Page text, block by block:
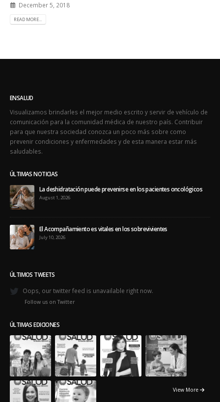
December 5, 2018
READ MORE...
ENSALUD
Visualizamos brindarles el mejor medio escrito y servir de vehículo de
comunicación para la comunidad médica de nuestro país. Contribuir
para que nuestra sociedad conozca un poco más sobre como
prevenir condiciones y enfermedades y de esta manera estar más
saludables.
ÚLTIMAS NOTICIAS
La deshidratación puede prevenirse en los pacientes oncológicos
August 1, 2026
El Acompañamiento es vitales en los sobrevivientes
July 10, 2026
ÚLTIMOS TWEETS
Oops, our twitter feed is unavailable right now.
Follow us on Twitter
ÚLTIMAS EDICIONES
View More